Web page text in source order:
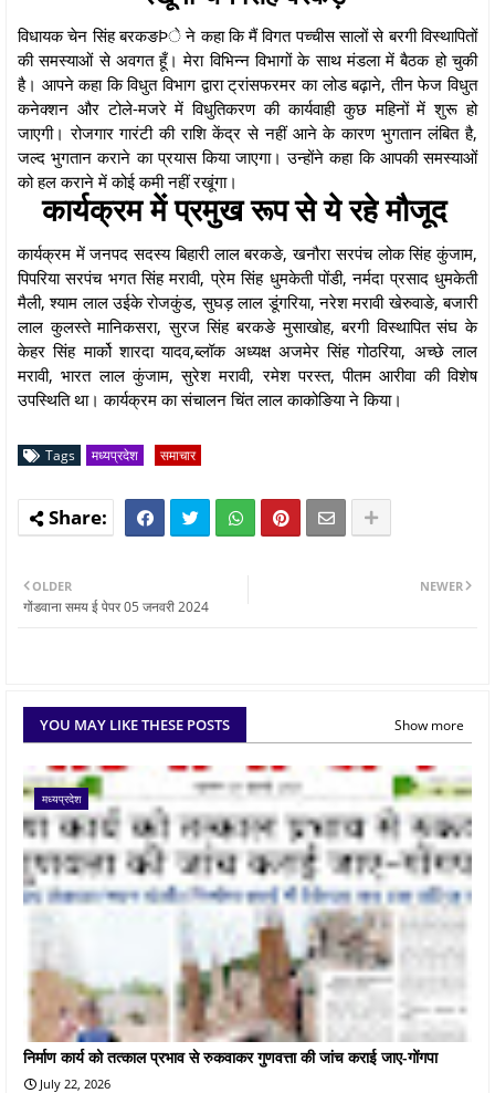
विधायक चेन सिंह बरकङÞे ने कहा कि मैं विगत पच्चीस सालों से बरगी विस्थापितों
की समस्याओं से अवगत हूँ। मेरा विभिन्न विभागों के साथ मंडला में बैठक हो चुकी
है। आपने कहा कि विधुत विभाग द्वारा ट्रांसफरमर का लोड बढ़ाने, तीन फेज विधुत
कनेक्शन और टोले-मजरे में विधुतिकरण की कार्यवाही कुछ महिनों में शुरू हो
जाएगी। रोजगार गारंटी की राशि केंद्र से नहीं आने के कारण भुगतान लंबित है,
जल्द भुगतान कराने का प्रयास किया जाएगा। उन्होंने कहा कि आपकी समस्याओं
को हल कराने में कोई कमी नहीं रखूंगा।
कार्यक्रम में प्रमुख रूप से ये रहे मौजूद
कार्यक्रम में जनपद सदस्य बिहारी लाल बरकङे, खनौरा सरपंच लोक सिंह कुंजाम,
पिपरिया सरपंच भगत सिंह मरावी, प्रेम सिंह धुमकेती पोंडी, नर्मदा प्रसाद धुमकेती
मैली, श्याम लाल उईके रोजकुंड, सुघड़ लाल डूंगरिया, नरेश मरावी खेरुवाङे, बजारी
लाल कुलस्ते मानिकसरा, सुरज सिंह बरकङे मुसाखोह, बरगी विस्थापित संघ के
केहर सिंह मार्को शारदा यादव,ब्लॉक अध्यक्ष अजमेर सिंह गोठरिया, अच्छे लाल
मरावी, भारत लाल कुंजाम, सुरेश मरावी, रमेश परस्त, पीतम आरीवा की विशेष
उपस्थिति था। कार्यक्रम का संचालन चिंत लाल काकोङिया ने किया।
Tags मध्यप्रदेश समाचार
NEWER
OLDER
गोंडवाना समय ई पेपर 05 जनवरी 2024
YOU MAY LIKE THESE POSTS Show more
मध्यप्रदेश
निर्माण कार्य को तत्काल प्रभाव से रुकवाकर गुणवत्ता की जांच कराई जाए-गोंगपा
July 22, 2026